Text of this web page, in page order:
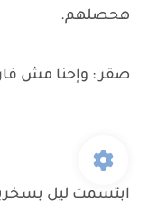
هحصلهم.
صقر : وإحنا مش
ابتسمت ليل